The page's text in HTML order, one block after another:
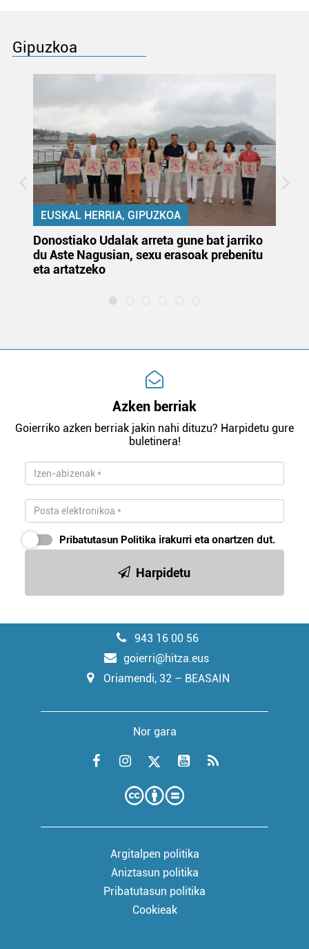
Gipuzkoa
EUSKAL HERRIA, GIPUZKOA
Donostiako Udalak arreta gune bat jarriko
du Aste Nagusian, sexu erasoak prebenitu
eta artatzeko
Azken berriak
Goierriko azken berriak jakin nahi dituzu? Harpidetu gure
buletinera!
Pribatutasun Politika irakurri eta onartzen dut.
Harpidetu
943 16 00 56
goierri@hitza.eus
Oriamendi, 32 – BEASAIN
Nor gara
Argitalpen politika
Aniztasun politika
Pribatutasun politika
Cookieak